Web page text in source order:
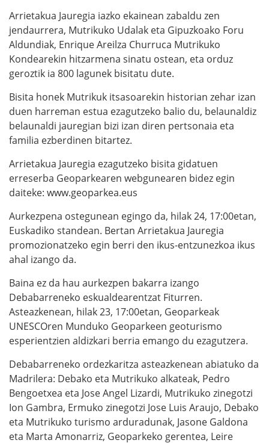
Arrietakua Jauregia iazko ekainean zabaldu zen
jendaurrera, Mutrikuko Udalak eta Gipuzkoako Foru
Aldundiak, Enrique Areilza Churruca Mutrikuko
Kondearekin hitzarmena sinatu ostean, eta orduz
geroztik ia 800 lagunek bisitatu dute.
Bisita honek Mutrikuk itsasoarekin historian zehar izan
duen harreman estua ezagutzeko balio du, belaunaldiz
belaunaldi jauregian bizi izan diren pertsonaia eta
familia ezberdinen bitartez.
Arrietakua Jauregia ezagutzeko bisita gidatuen
erreserba Geoparkearen webgunearen bidez egin
daiteke: www.geoparkea.eus
Aurkezpena ostegunean egingo da, hilak 24, 17:00etan,
Euskadiko standean. Bertan Arrietakua Jauregia
promozionatzeko egin berri den ikus-entzunezkoa ikus
ahal izango da.
Baina ez da hau aurkezpen bakarra izango
Debabarreneko eskualdearentzat Fiturren.
Asteazkenean, hilak 23, 17:00etan, Geoparkeak
UNESCOren Munduko Geoparkeen geoturismo
esperientzien aldizkari berria emango du ezagutzera.
Debabarreneko ordezkaritza asteazkenean abiatuko da
Madrilera: Debako eta Mutrikuko alkateak, Pedro
Bengoetxea eta Jose Angel Lizardi, Mutrikuko zinegotzi
Ion Gambra, Ermuko zinegotzi Jose Luis Araujo, Debako
eta Mutrikuko turismo arduradunak, Jasone Galdona
eta Marta Amonarriz, Geoparkeko gerentea, Leire